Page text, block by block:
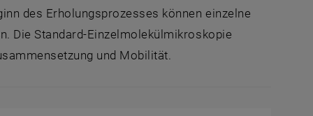
des Erholungsprozesses können einzelne
Die Standard-Einzelmolekülmikroskopie
und Mobilität.